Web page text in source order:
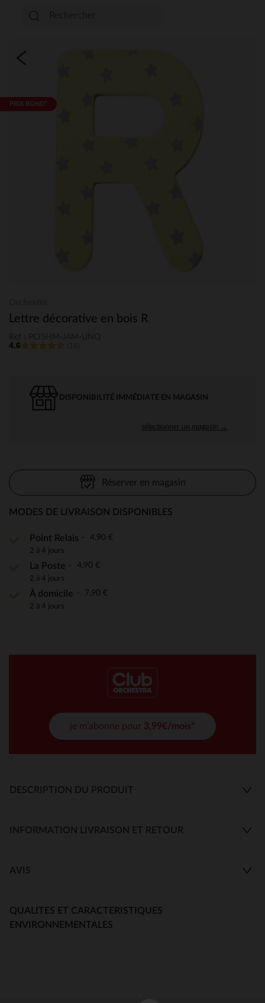
PRIX ROND*
Lettre décorative en bois R
4.6
DISPONIBILITÉ IMMÉDIATE EN MAGASIN
sélectionner un magasin →
Réserver en magasin
MODES DE LIVRAISON DISPONIBLES
Point Relais 4,90 €
2 à 4 jours
La Poste 4,90 €
2 à 4 jours
À domicile 7,90 €
2 à 4 jours
je m'abonne pour 3,99€/mois*
DESCRIPTION DU PRODUIT
INFORMATION LIVRAISON ET RETOUR
AVIS
QUALITES ET CARACTERISTIQUES
ENVIRONNEMENTALES